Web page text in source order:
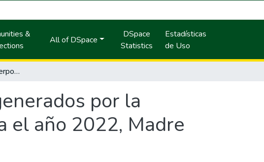
&
All of DSpace
DSpace
Statistics
Estadísticas
de Uso
Análisis espacial de cuerpos de agua generados por la deforestación en la zona la Pampa para el año 2022, Madre de Dios
por la
el año 2022, Madre